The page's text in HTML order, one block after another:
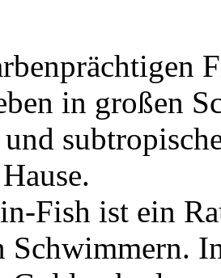
in großen
Fish ist ein
Schwimmern.